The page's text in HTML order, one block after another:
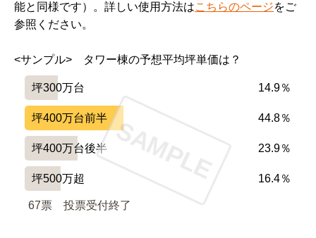
能と同様です）。詳しい使用方法はこちらのページをご
参照ください。
<サンプル>　タワー棟の予想平均坪単価は？
坪300万台 14.9％
坪400万台前半 44.8％
坪400万台後半 23.9％
坪500万超 16.4％
67票 投票受付終了
SAMPLE